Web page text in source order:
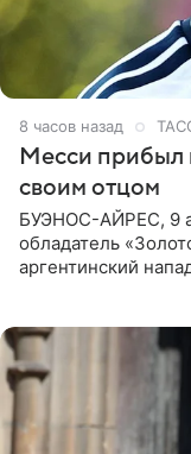
8 часов назад
Месси прибыл
своим отцом
БУЭНОС-АЙРЕС, 9
обладатель
аргентинский